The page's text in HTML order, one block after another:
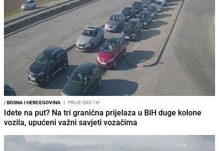
/BOSNA I HERCEGOVINA I PRIJE OKO 1H
Idete na put? Na tri granična prijelaza u BiH duge kolone
vozila, upućeni važni savjeti vozačima